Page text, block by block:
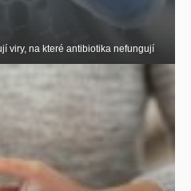
viry, na které antibiotika nefungují